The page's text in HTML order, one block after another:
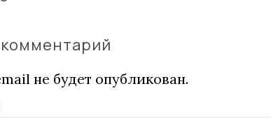
не будет опубликован.